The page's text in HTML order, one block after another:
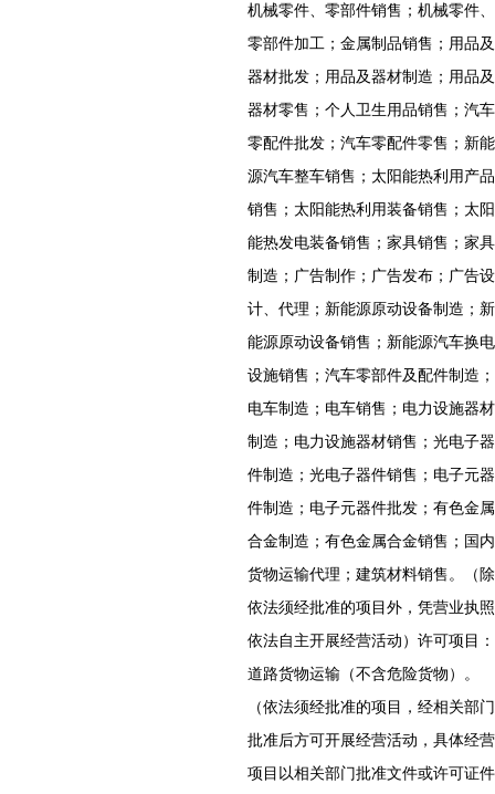
机械零件、零部件销售；机械零件、
零部件加工；金属制品销售；用品及
器材批发；用品及器材制造；用品及
器材零售；个人卫生用品销售；汽车
零配件批发；汽车零配件零售；新能
源汽车整车销售；太阳能热利用产品
销售；太阳能热利用装备销售；太阳
能热发电装备销售；家具销售；家具
制造；广告制作；广告发布；广告设
计、代理；新能源原动设备制造；新
能源原动设备销售；新能源汽车换电
设施销售；汽车零部件及配件制造；
电车制造；电车销售；电力设施器材
制造；电力设施器材销售；光电子器
件制造；光电子器件销售；电子元器
件制造；电子元器件批发；有色金属
合金制造；有色金属合金销售；国内
货物运输代理；建筑材料销售。（除
依法须经批准的项目外，凭营业执照
依法自主开展经营活动）许可项目：
道路货物运输（不含危险货物）。
（依法须经批准的项目，经相关部门
批准后方可开展经营活动，具体经营
项目以相关部门批准文件或许可证件